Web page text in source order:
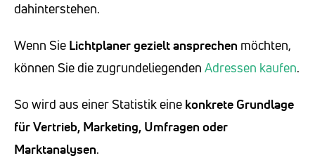
dahinterstehen.
Wenn Sie Lichtplanergezielt ansprechen möchten,
können Sie die zugrundeliegenden Adressen kaufen.
So wird aus einer Statistik eine konkrete Grundlage
für Vertrieb, Marketing, Umfragen oder
Marktanalysen.